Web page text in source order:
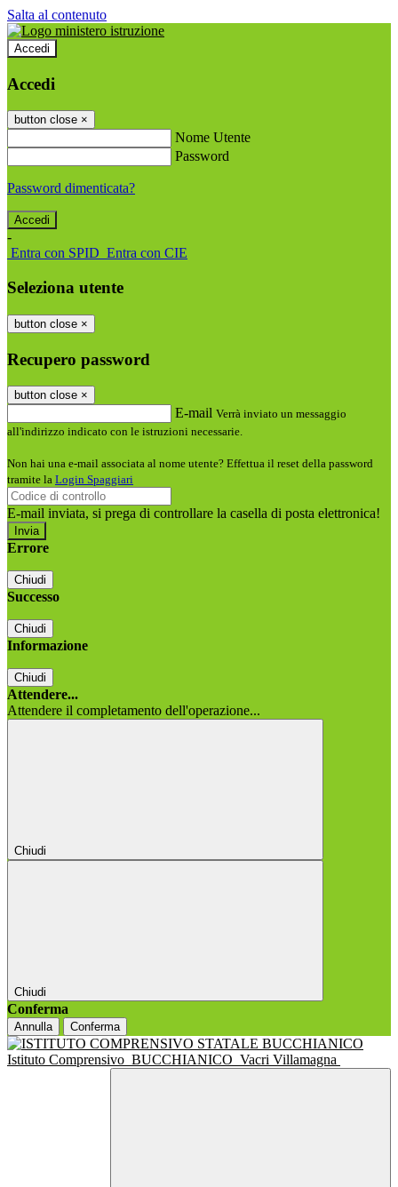
Salta al contenuto
Accedi
Accedi
button close ×
Nome Utente
Password
Password dimenticata?
-
Entra con SPID Entra con CIE
Seleziona utente
button close ×
Recupero password
button close ×
E-mail Verrà inviato un messaggio
all'indirizzo indicato con le istruzioni necessarie.
Non hai una e-mail associata al nome utente? Effettua il reset della password
tramite la Login Spaggiari
E-mail inviata, si prega di controllare la casella di posta elettronica!
Errore
Chiudi
Successo
Chiudi
Informazione
Chiudi
Attendere...
Attendere il completamento dell'operazione...
Chiudi
Chiudi
Conferma
Annulla Conferma
Istituto Comprensivo BUCCHIANICO Vacri Villamagna